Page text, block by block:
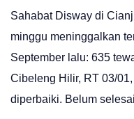
Sahabat Disway di
minggu meninggalkan
September lalu: 635
Cibeleng Hilir, RT 03/
diperbaiki. Belum